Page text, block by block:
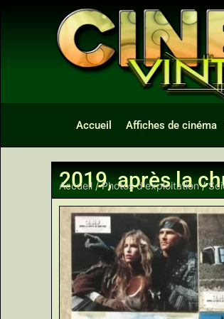
Accueil Affiches de cinéma
2019, après la
Accueil /Photos d'exploitation/